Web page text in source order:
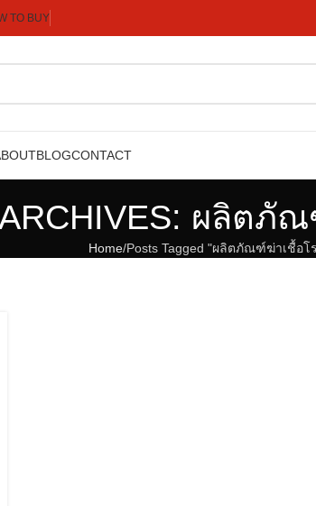
TO BUY
BLOGCONTACT
ผลิตภั
Home Posts Tagged "ผลิตภัณฑ์ฆ่าเชื้อโ